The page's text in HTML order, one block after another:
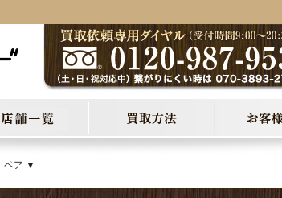
ペア ▼